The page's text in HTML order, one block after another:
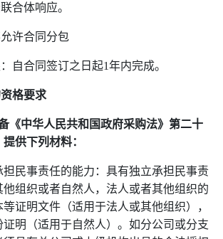
合体响应。
许合同分包
自合同签订之日起1年内完成。
格要求
《中华人民共和国政府采购法》第二十
供下列材料：
担民事责任的能力：具有独立承担民事责
组织或者自然人，法人或者其他组织的
证明文件（适用于法人或其他组织），
明（适用于自然人）。 如分公司或分支